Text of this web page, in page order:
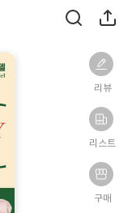
리뷰
리스트
구매